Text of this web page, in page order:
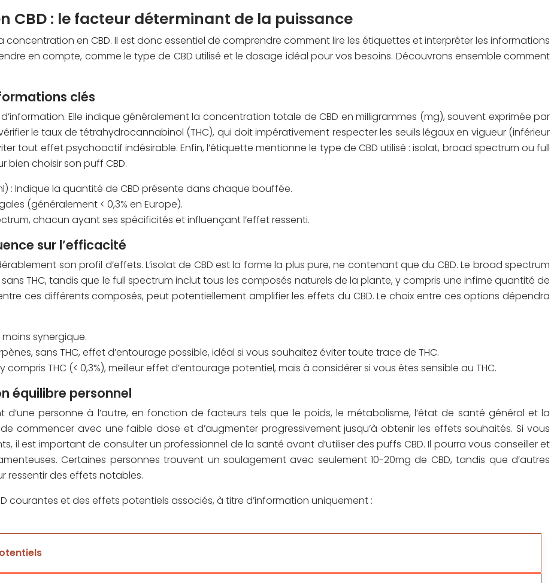
CBD : le facteur déterminant de la puissance
concentration en CBD. Il est donc essentiel de comprendre comment lire les étiquettes et interpréter les informations
en compte, comme le type de CBD utilisé et le dosage idéal pour vos besoins. Découvrons ensemble comment
clés
Elle indique généralement la concentration totale de CBD en milligrammes (mg), souvent exprimée par
le taux de tétrahydrocannabinol (THC), qui doit impérativement respecter les seuils légaux en vigueur (inférieur
tout effet psychoactif indésirable. Enfin, l’étiquette mentionne le type de CBD utilisé : isolat, broad spectrum ou full
bien choisir son puff CBD.
: Indique la quantité de CBD présente dans chaque bouffée.
(généralement < 0,3% en Europe).
chacun ayant ses spécificités et influençant l’effet ressenti.
sur l’efficacité
son profil d’effets. L’isolat de CBD est la forme la plus pure, ne contenant que du CBD. Le broad spectrum
THC, tandis que le full spectrum inclut tous les composés naturels de la plante, y compris une infime quantité de
ces différents composés, peut potentiellement amplifier les effets du CBD. Le choix entre ces options dépendra
synergique.
sans THC, effet d’entourage possible, idéal si vous souhaitez éviter toute trace de THC.
THC (< 0,3%), meilleur effet d’entourage potentiel, mais à considérer si vous êtes sensible au THC.
équilibre personnel
personne à l’autre, en fonction de facteurs tels que le poids, le métabolisme, l’état de santé général et la
commencer avec une faible dose et d’augmenter progressivement jusqu’à obtenir les effets souhaités. Si vous
il est important de consulter un professionnel de la santé avant d’utiliser des puffs CBD. Il pourra vous conseiller et
Certaines personnes trouvent un soulagement avec seulement 10-20mg de CBD, tandis que d’autres
ressentir des effets notables.
courantes et des effets potentiels associés, à titre d’information uniquement :